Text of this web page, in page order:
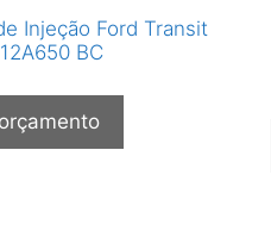
Injeção Ford Transit
BC